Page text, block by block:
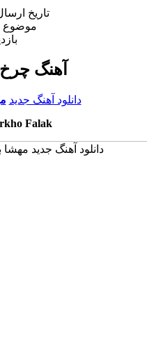
تاریخ ارسال :۲۰ دی
آهنگ
دانلود آهنگ جدید
Falak